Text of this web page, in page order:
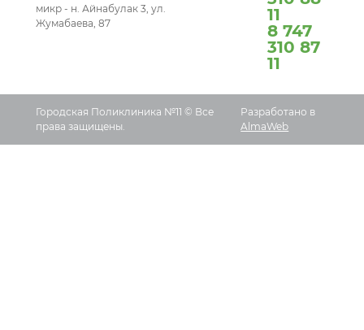
микр - н. Айнабулак 3, ул.
Жумабаева, 87
11
8 747
310 87
11
Городская Поликлиника №11 © Все
права защищены.
Разработано в
AlmaWeb